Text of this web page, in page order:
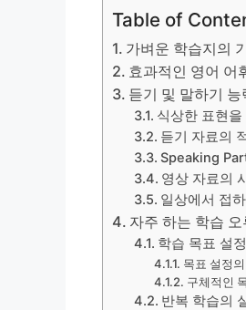
Table of
가벼운 학습지의
효과적인 영어 어
듣기 및 말하기
식상한 표현을
듣기 자료의
Speaking
영상 자료의
일상에서 접
자주 하는 학습
학습 목표 설
목표 설정
구체적인
반복 학습의